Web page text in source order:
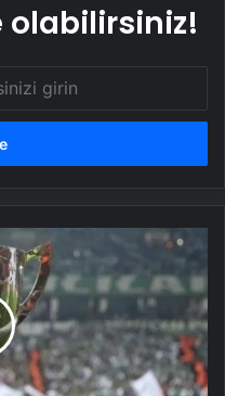
olabilirsiniz!